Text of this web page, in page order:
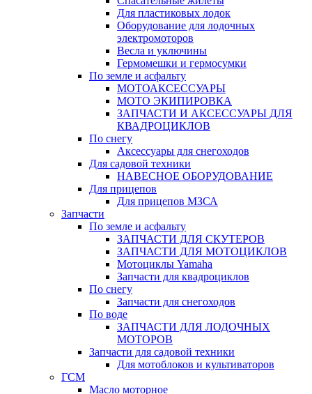
Для пластиковых лодок
Оборудование для лодочных
электромоторов
Весла и уключины
Гермомешки и гермосумки
По земле и асфальту
МОТОАКСЕССУАРЫ
МОТО ЭКИПИРОВКА
ЗАПЧАСТИ И АКСЕССУАРЫ ДЛЯ
КВАДРОЦИКЛОВ
По снегу
Аксессуары для снегоходов
Для садовой техники
НАВЕСНОЕ ОБОРУДОВАНИЕ
Для прицепов
Для прицепов МЗСА
Запчасти
По земле и асфальту
ЗАПЧАСТИ ДЛЯ СКУТЕРОВ
ЗАПЧАСТИ ДЛЯ МОТОЦИКЛОВ
Мотоциклы Yamaha
Запчасти для квадроциклов
По снегу
Запчасти для снегоходов
По воде
ЗАПЧАСТИ ДЛЯ ЛОДОЧНЫХ
МОТОРОВ
Запчасти для садовой техники
Для мотоблоков и культиваторов
ГСМ
Масло моторное